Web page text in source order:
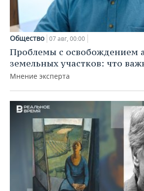
Общество 07 авг, 00:00
Проблемы с освобождением
земельных участков: что
Мнение эксперта